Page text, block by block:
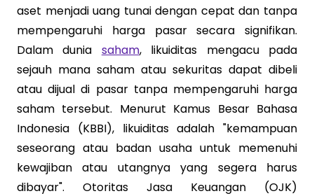
aset menjadi uang tunai dengan cepat dan tanpa
mempengaruhi harga pasar secara signifikan.
Dalam dunia saham, likuiditas mengacu pada
sejauh mana saham atau sekuritas dapat dibeli
atau dijual di pasar tanpa mempengaruhi harga
saham tersebut. Menurut Kamus Besar Bahasa
Indonesia (KBBI), likuiditas adalah "kemampuan
seseorang atau badan usaha untuk memenuhi
kewajiban atau utangnya yang segera harus
dibayar". Otoritas Jasa Keuangan (OJK)